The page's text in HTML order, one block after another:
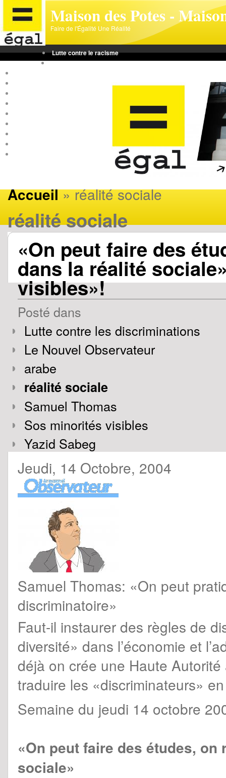
Maison des Potes -
Faire de l'Égalité Une Réalité
Lutte contre le racisme
Lutte contre les discriminations
Accueil» réalité sociale
réalité sociale
«On peut faire des
dans la réalité
visibles»!
Posté dans
Lutte contre les discriminations
Le Nouvel Observateur
arabe
réalité sociale
Samuel Thomas
Sos minorités visibles
Yazid Sabeg
Jeudi, 14 Octobre, 2004
Samuel Thomas: «On peut
discriminatoire»
Faut-il instaurer des règles de
diversité» dans l’économie et
déjà on crée une Haute
traduire les «discriminateurs»
Semaine du jeudi 14 octobre
«On peut faire des études,
sociale»